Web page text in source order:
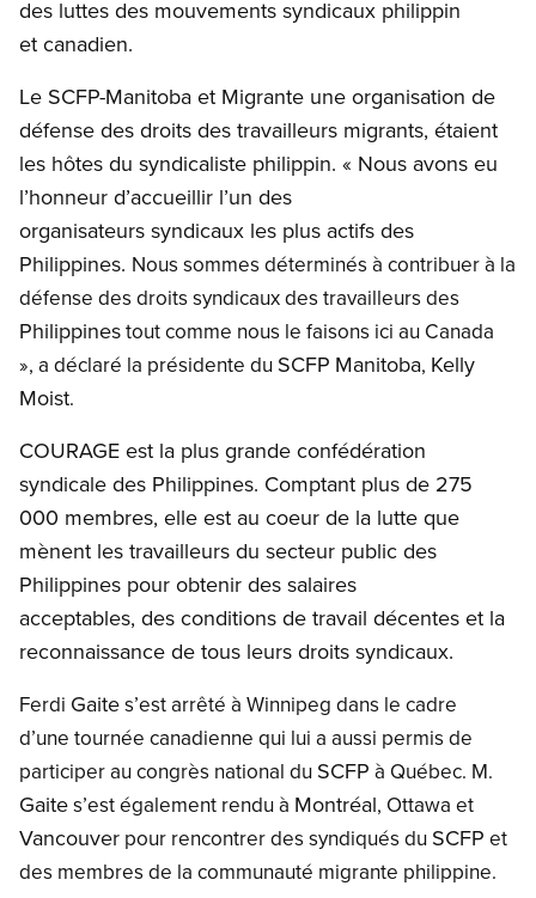
des luttes des mouvements syndicaux philippin
et canadien.
Le SCFP-Manitoba et Migrante une organisation de
défense des droits des travailleurs migrants, étaient
les hôtes du syndicaliste philippin. « Nous avons eu
l’honneur d’accueillir l’un des
organisateurs syndicaux les plus actifs des
Philippines. Nous sommes déterminés à contribuer à la
défense des droits syndicaux des travailleurs des
Philippinestout comme nous le faisons ici au Canada
», a déclaré la présidente du SCFP Manitoba, Kelly
Moist.
COURAGE est la plus grande confédération
syndicale des Philippines. Comptant plus de 275
000 membres, elle est au coeur de la lutte que
mènent les travailleurs du secteur public des
Philippines pour obtenir des salaires
acceptables, des conditions de travail décentes et la
reconnaissance de tous leurs droits syndicaux.
Ferdi Gaites’est arrêté à Winnipeg dans le cadre
d’une tournée canadienne qui lui a aussi permis de
participerau congrès national du SCFP à Québec. M.
Gaites’estégalement rendu à Montréal, Ottawa et
Vancouver pour rencontrer des syndiqués du SCFP et
des membres de la communauté migrante philippine.